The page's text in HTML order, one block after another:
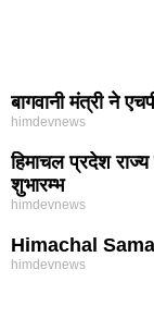
बागवानी मंत्री ने
himdevnews
हिमाचल प्रदेश
शुभारम्भ
himdevnews
Himachal
himdevnews